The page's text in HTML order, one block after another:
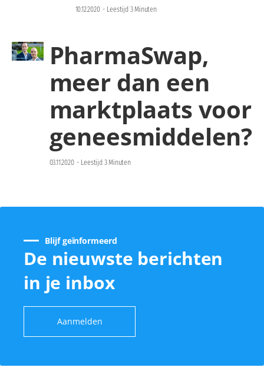
10.12.2020 - Leestijd 3 Minuten
PharmaSwap,
meer dan een
marktplaats voor
geneesmiddelen?
03.11.2020 - Leestijd 3 Minuten
Blijf geïnformeerd
De nieuwste berichten
in je inbox
Aanmelden